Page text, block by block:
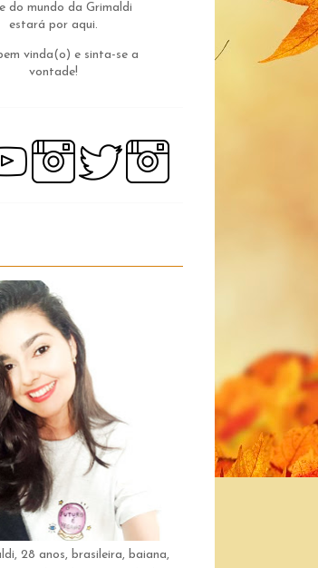
do mundo da Grimaldi
estará por aqui.
vinda(o) e sinta-se a
vontade!
28 anos, brasileira, baiana,